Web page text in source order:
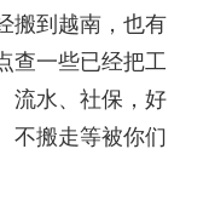
搬到越南，也有
查一些已经把工
流水、社保，好
不搬走等被你们